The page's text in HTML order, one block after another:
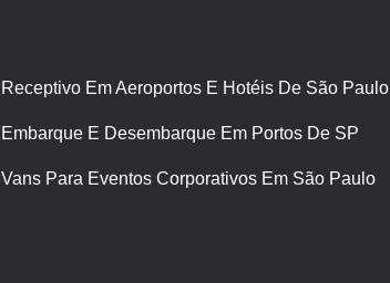
Receptivo Em Aeroportos E Hotéis De São Paulo
Embarque E Desembarque Em Portos De SP
Vans Para Eventos Corporativos Em São Paulo